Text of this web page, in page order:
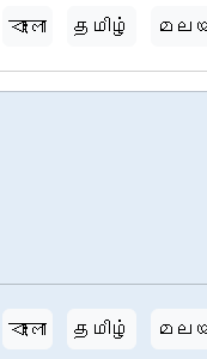
বাংলা தமிழ்
বাংলা தமிழ்